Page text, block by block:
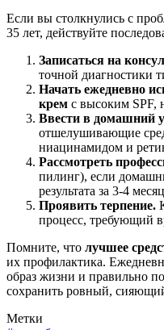
Если вы столкнулись с
35 лет, действуйте
Записаться на
точной диагностики
Начать ежедневно
крем с высоким SPF,
Ввести в домашний
отшелушивающие
ниацинамидом и
Рассмотреть
пилинг), если
результата за 3-4
Проявить терпение.
процесс, требующий
Помните, что лучшее
их профилактика.
образ жизни и правильно
сохранить ровный,
Метки